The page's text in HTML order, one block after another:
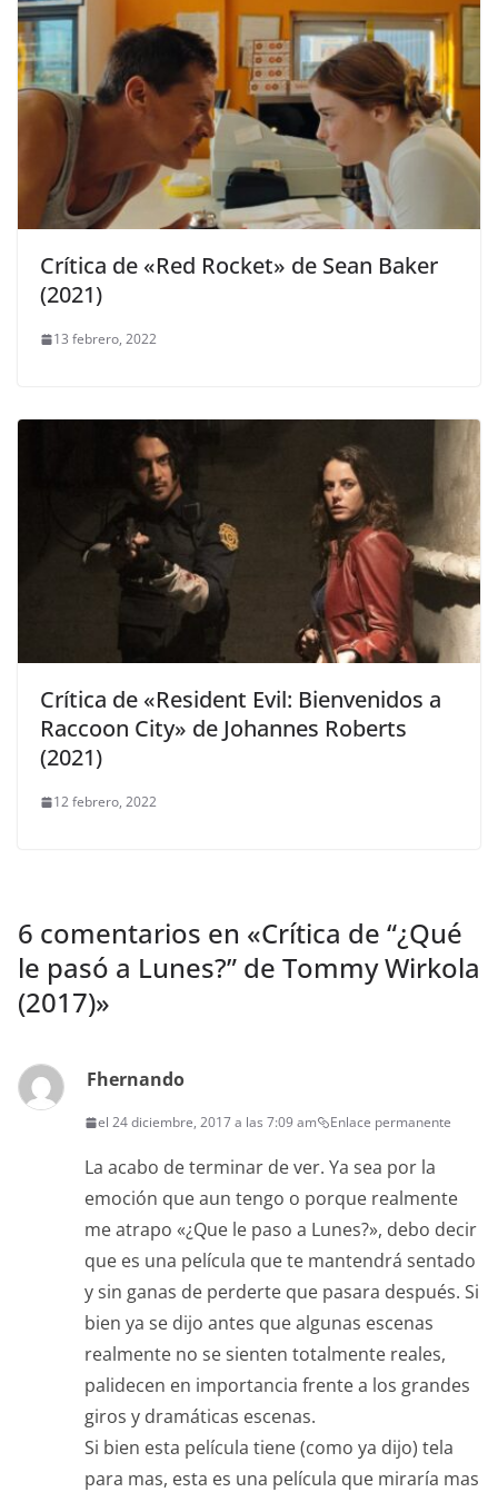
Crítica de «Red Rocket» de Sean Baker
(2021)
13 febrero, 2022
Crítica de «Resident Evil: Bienvenidos a
Raccoon City» de Johannes Roberts
(2021)
12 febrero, 2022
6 comentarios en «Crítica de “¿Qué
le pasó a Lunes?” de Tommy Wirkola
(2017)»
Fhernando
el 24 diciembre, 2017 a las 7:09 am Enlace permanente
La acabo de terminar de ver. Ya sea por la
emoción que aun tengo o porque realmente
me atrapo «¿Que le paso a Lunes?», debo decir
que es una película que te mantendrá sentado
y sin ganas de perderte que pasara después. Si
bien ya se dijo antes que algunas escenas
realmente no se sienten totalmente reales,
palidecen en importancia frente a los grandes
giros y dramáticas escenas.
Si bien esta película tiene (como ya dijo) tela
para mas, esta es una película que miraría mas